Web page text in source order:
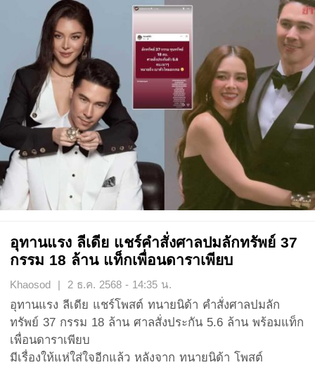
อุทานแรง ลีเดีย แชร์คำสั่งศาลปมลักทรัพย์ 37
กรรม 18 ล้าน แท็กเพื่อนดาราเพียบ
Khaosod | 2 ธ.ค. 2568 - 14:35 น.
อุทานแรง ลีเดีย แชร์โพสต์ ทนายนิด้า คำสั่งศาลปมลัก
ทรัพย์ 37 กรรม 18 ล้าน ศาลสั่งประกัน 5.6 ล้าน พร้อมแท็ก
เพื่อนดาราเพียบ
มีเรื่องให้แห่ใส่ใจอีกแล้ว หลังจาก ทนายนิด้า โพสต์